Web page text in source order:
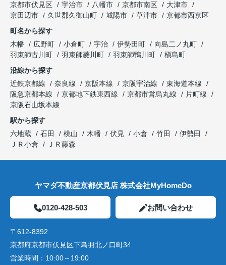
京都市伏見区
宇治市 八幡市 京都市南区
大津市
京田辺市
久世郡久御山町 城陽市 草津市
京都市西京区
町名から探す
木幡
広野町 小倉町 宇治 伊勢田町
向島二ノ丸町
羽束師古川町
羽束師菱川町 羽束師鴨川町
槇島町
沿線から探す
近鉄京都線
奈良線 京阪本線 京阪宇治線
東海道本線
阪急京都本線
京都地下鉄東西線 京都市営烏丸線
片町線
京阪石山坂本線
駅から探す
六地蔵
石田 桃山 木幡 伏見 小倉 竹田
伊勢田
ＪＲ小倉
ＪＲ藤森
ヤマダ不動産京都伏見店 株式会社MyHomeDo
0120-428-503 お問い合わせ
〒612-8392
京都府京都市伏見区下鳥羽北ノ口町34
営業時間： 10:00～19:00